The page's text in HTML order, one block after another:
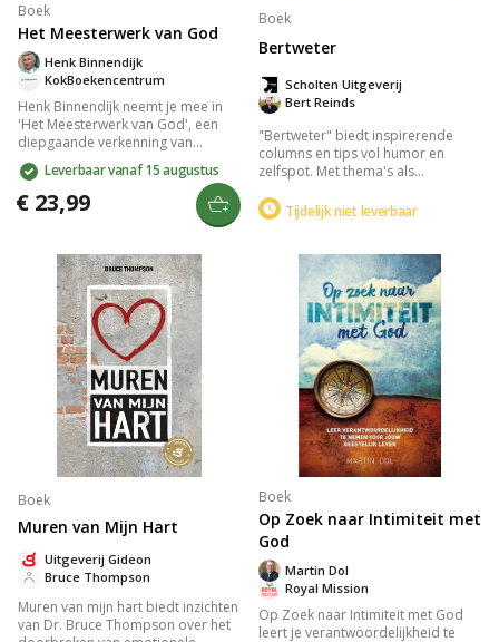
Boek
Het Meesterwerk van God
KokBoekencentrum
Henk Binnendijk
Henk Binnendijk neemt je mee in
'Het Meesterwerk van God', een
diepgaande verkenning van
Openbaring. Deze fascinerende
reis onthult Gods ultieme plan,
verweven met thema's als geloof
en geschiedenis. Laat je inspireren
van het universum en het evangelie
samenkomen.
Leverbaar vanaf 15 augustus
€ 23,99
Boek
Bertweter
Bert Reinds
Scholten Uitgeverij
"Bertweter" biedt inspirerende
columns en tips vol humor en
zelfspot. Met thema's als
uitdagingen, brengt het boek een
glimlach, ontroering en motivatie.
weet wat te doen, en een steun in
je dagelijkse leven.
Tijdelijk niet leverbaar
Boek
Muren van Mijn Hart
Bruce Thompson
Uitgeverij Gideon
Muren van mijn hart biedt inzichten
van Dr. Bruce Thompson over het
Boek
Op Zoek naar Intimiteit met
God
Royal Mission
Martin Dol
Op Zoek naar Intimiteit met God
leert je verantwoordelijkheid te